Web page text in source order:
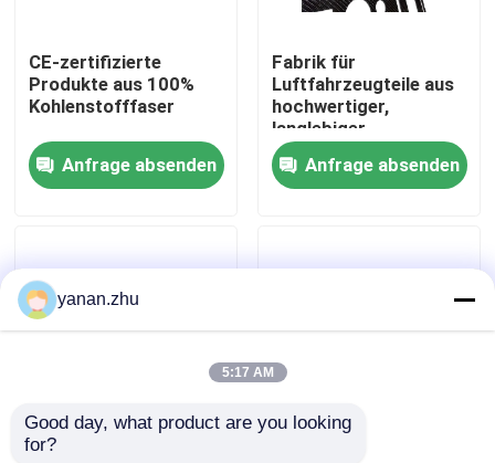
Werksbesichtigung
Qualitätskontrolle
Neuigkeiten
AAC-Autoklav
CE-zertifizierte
Produkte aus 100%
Kohlenstofffaser
Anfrage absenden
Fabrik für
Luftfahrzeugteile aus
hochwertiger,
langlebiger,
benutzerdefinierter
Kohlenstofffaser
Anfrage absenden
Kohlenstoff-Faser-
yanan.zhu
5:17 AM
Good day, what product are you looking
for?